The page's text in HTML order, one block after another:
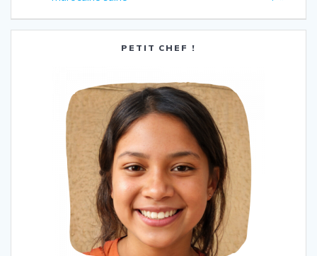
l’article
PETIT CHEF !